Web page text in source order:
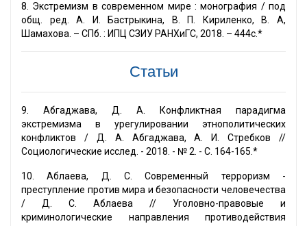
8. Экстремизм в современном мире : монография / под
общ. ред. А. И. Бастрыкина, В. П. Кириленко, В. А,
Шамахова. – СПб. : ИПЦ СЗИУ РАНХиГС, 2018. – 444с.*
Статьи
9. Абгаджава, Д. А. Конфликтная парадигма
экстремизма в урегулировании этнополитических
конфликтов / Д. А. Абгаджава, А. И. Стребков //
Социологические исслед. - 2018. - № 2. - С. 164-165.*
10. Аблаева, Д. С. Современный терроризм -
преступление против мира и безопасности человечества
/ Д. С. Аблаева // Уголовно-правовые и
криминологические направления противодействия